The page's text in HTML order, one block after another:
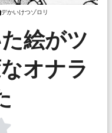
デかいけつゾロリ
絵がツ
オナラ